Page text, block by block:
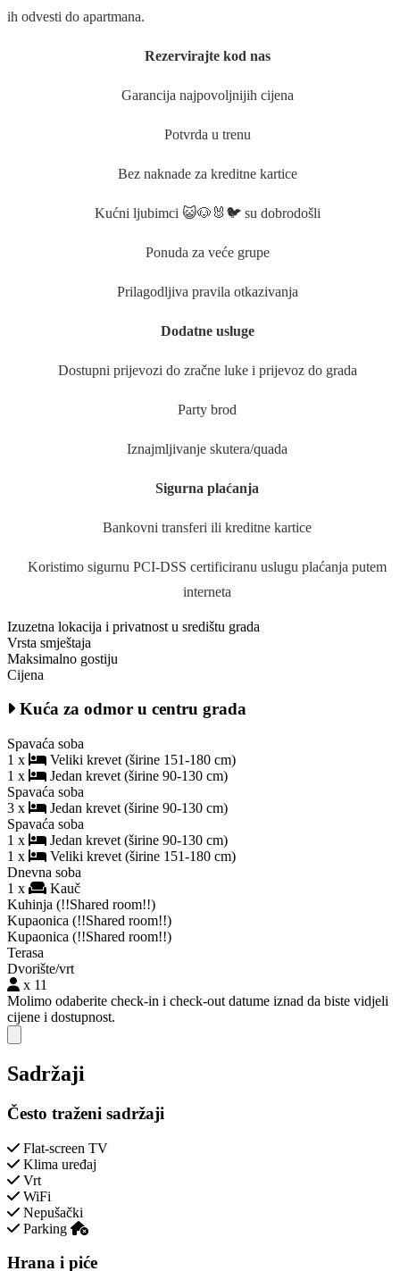
ih odvesti do apartmana.
Rezervirajte kod nas
Garancija najpovoljnijih cijena
Potvrda u trenu
Bez naknade za kreditne kartice
Kućni ljubimci 😺🐶🐰🐦 su dobrodošli
Ponuda za veće grupe
Prilagodljiva pravila otkazivanja
Dodatne usluge
Dostupni prijevozi do zračne luke i prijevoz do grada
Party brod
Iznajmljivanje skutera/quada
Sigurna plaćanja
Bankovni transferi ili kreditne kartice
Koristimo sigurnu PCI-DSS certificiranu uslugu plaćanja putem
interneta
Izuzetna lokacija i privatnost u središtu grada
Vrsta smještaja
Maksimalno gostiju
Cijena
Kuća za odmor u centru grada
Spavaća soba
1 x
Veliki krevet (širine 151-180 cm)
1 x
Jedan krevet (širine 90-130 cm)
Spavaća soba
3 x
Jedan krevet (širine 90-130 cm)
Spavaća soba
1 x
Jedan krevet (širine 90-130 cm)
1 x
Veliki krevet (širine 151-180 cm)
Dnevna soba
1 x
Kauč
Kuhinja (!!Shared room!!)
Kupaonica (!!Shared room!!)
Kupaonica (!!Shared room!!)
Terasa
Dvorište/vrt
x 11
Molimo odaberite check-in i check-out datume iznad da biste vidjeli
cijene i dostupnost.
Close modal
Sadržaji
Često traženi sadržaji
Flat-screen TV
Klima uređaj
Vrt
WiFi
Nepušački
Parking
Hrana i piće